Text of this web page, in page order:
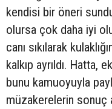
kendisi bir öneri
olursa çok daha iyi
canı sıkılarak
kalkıp ayrıldı. Hatta,
bunu kamuoyuyla
müzakerelerin sonuç